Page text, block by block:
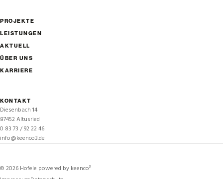
PROJEKTE
LEISTUNGEN
AKTUELL
ÜBER UNS
KARRIERE
KONTAKT
Diesenbach 14
87452 Altusried
0 83 73 / 92 22 46
info@keenco3.de
© 2026 Hofele powered by keenco³